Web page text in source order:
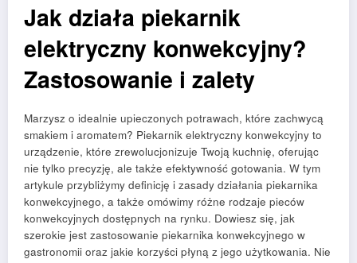
Jak działa piekarnik
elektryczny konwekcyjny?
Zastosowanie i zalety
Marzysz o idealnie upieczonych potrawach, które zachwycą
smakiem i aromatem? Piekarnik elektryczny konwekcyjny to
urządzenie, które zrewolucjonizuje Twoją kuchnię, oferując
nie tylko precyzję, ale także efektywność gotowania. W tym
artykule przybliżymy definicję i zasady działania piekarnika
konwekcyjnego, a także omówimy różne rodzaje pieców
konwekcyjnych dostępnych na rynku. Dowiesz się, jak
szerokie jest zastosowanie piekarnika konwekcyjnego w
gastronomii oraz jakie korzyści płyną z jego użytkowania. Nie